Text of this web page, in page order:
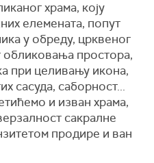
хра­ма, ко­ју
еле­ме­на­та, по­пут
у об­ре­ду, цр­кве­ног
об­ли­ко­ва­ња про­сто­ра,
при це­ли­ва­њу ико­на,
са­су­да, са­бор­ност...
и из­ван хра­ма,
са­крал­не
про­ди­ре и ван